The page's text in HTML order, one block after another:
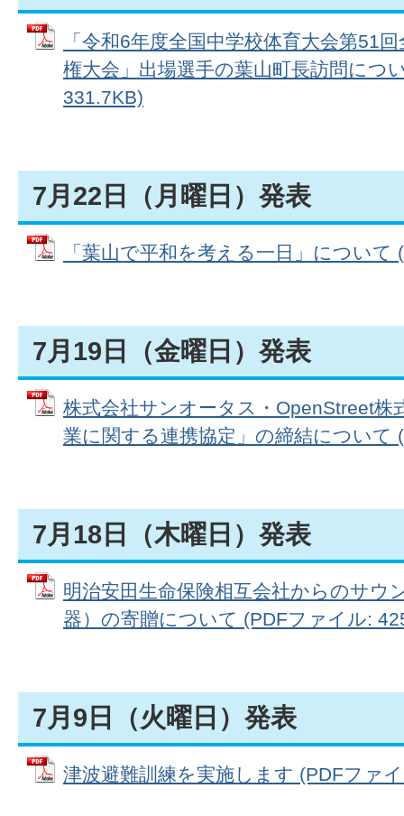
「令和6年度全国中学校体育大会第51
権大会」出場選手の葉山町長訪問につ
331.7KB)
7月22日（月曜日）発表
「葉山で平和を考える一日」につい
7月19日（金曜日）発表
株式会社サンオータス・OpenStreet株
業に関する連携協定」の締結について
7月18日（木曜日）発表
明治安田生命保険相互会社からのサウ
器）の寄贈について (PDFファイル:
7月9日（火曜日）発表
津波避難訓練を実施します (PDFファ